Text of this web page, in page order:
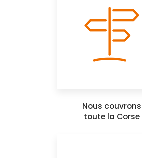
Nous couvrons
toute la Corse